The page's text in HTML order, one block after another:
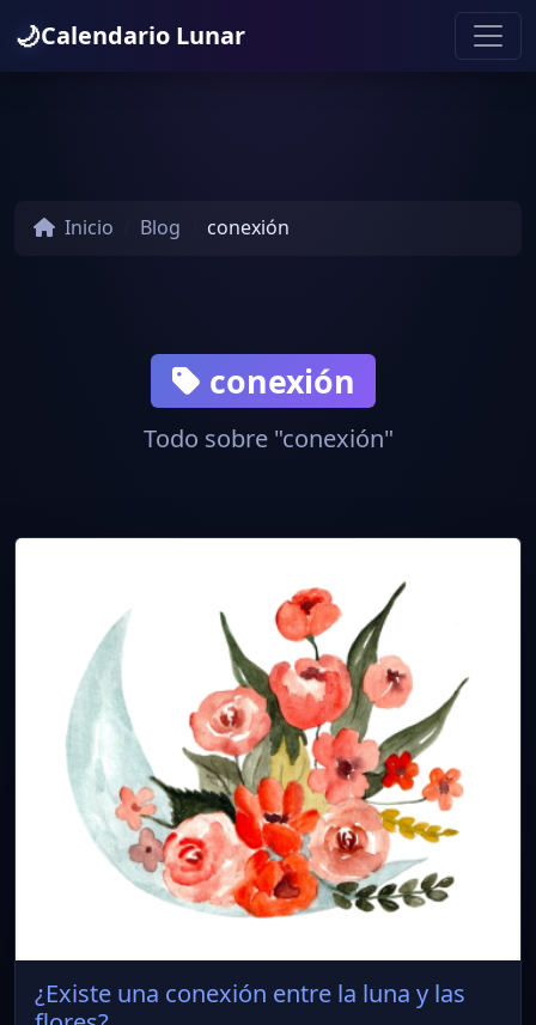
🌙Calendario Lunar
Inicio Blog conexión
conexión
Todo sobre "conexión"
¿Existe una conexión entre la luna y las